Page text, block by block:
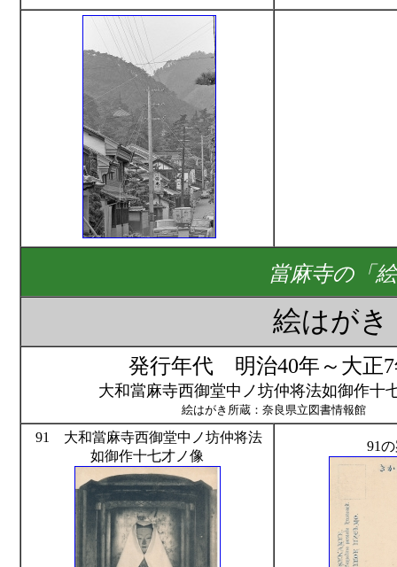
當麻寺の「
絵はが
発行年代 明治40年～大正
大和當麻寺西御堂中ノ坊仲将法如御作十
絵はがき所蔵：奈良県立図書情報館
91 大和當麻寺西御堂中ノ坊仲将法
如御作十七才ノ像
91